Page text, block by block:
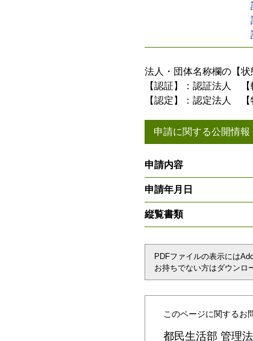
法人・団体名称欄の【
【認証】：認証法人
【認定】：認定法人
申請に関する公開情報
申請内容
申請年月日
縦覧書類
PDFファイルの表示には
お持ちでない方はダウンロ
このページに関するお
都民生活部 管理